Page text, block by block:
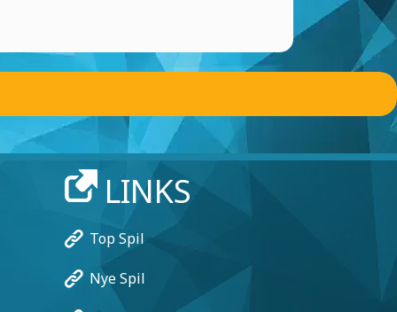
LINKS
Top Spil
Nye Spil